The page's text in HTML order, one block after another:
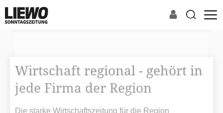
Wirtschaft regional - gehört in
jede Firma der Region
Die starke Wirtschaftszeitung für die Region